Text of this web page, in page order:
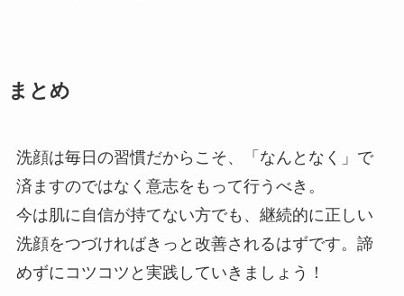
まとめ
洗顔は毎日の習慣だからこそ、「なんとなく」で
済ますのではなく意志をもって行うべき。
今は肌に自信が持てない方でも、継続的に正しい
洗顔をつづければきっと改善されるはずです。諦
めずにコツコツと実践していきましょう！